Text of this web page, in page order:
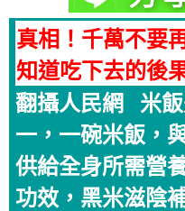
真相！千萬不要
知道吃下去的後
翻攝人民網 米
一，一碗米飯，
供給全身所需營
功效，黑米滋陰